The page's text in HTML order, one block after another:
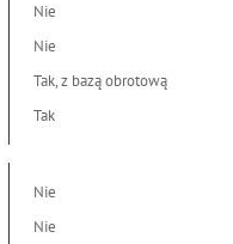
Nie
Nie
Tak, z bazą obrotową
Tak
Nie
Nie